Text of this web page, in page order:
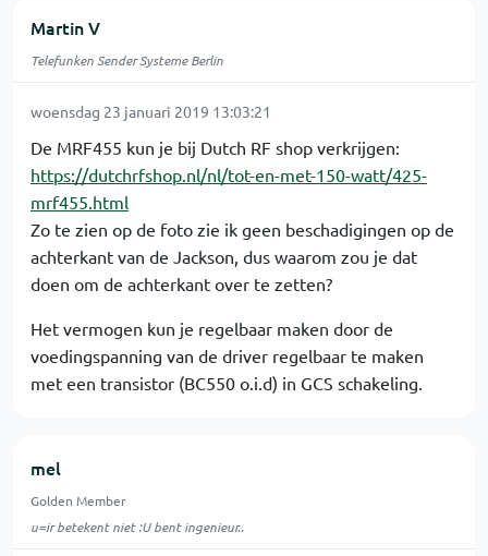
Martin V
Telefunken Sender Systeme Berlin
woensdag 23 januari 2019 13:03:21
De MRF455 kun je bij Dutch RF shop verkrijgen:
https://dutchrfshop.nl/nl/tot-en-met-150-watt/425-
mrf455.html
Zo te zien op de foto zie ik geen beschadigingen op de
achterkant van de Jackson, dus waarom zou je dat
doen om de achterkant over te zetten?
Het vermogen kun je regelbaar maken door de
voedingspanning van de driver regelbaar te maken
met een transistor (BC550 o.i.d) in GCS schakeling.
mel
Golden Member
u=ir betekent niet :U bent ingenieur..